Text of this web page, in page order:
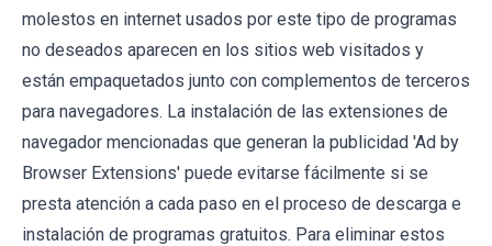
molestos en internet usados por este tipo de programas
no deseados aparecen en los sitios web visitados y
están empaquetados junto con complementos de terceros
para navegadores. La instalación de las extensiones de
navegador mencionadas que generan la publicidad 'Ad by
Browser Extensions' puede evitarse fácilmente si se
presta atención a cada paso en el proceso de descarga e
instalación de programas gratuitos. Para eliminar estos